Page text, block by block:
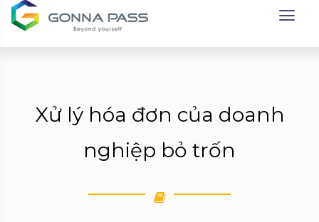
Xử lý hóa đơn của doanh
nghiệp bỏ trốn